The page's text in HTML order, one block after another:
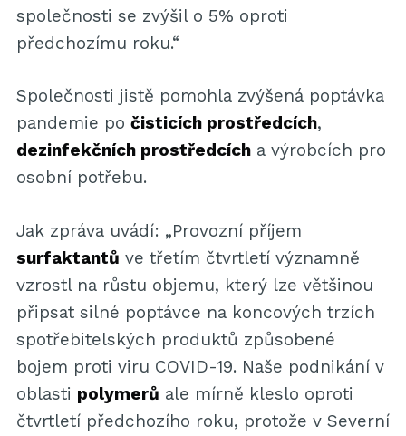
společnosti se zvýšil o 5% oproti
předchozímu roku.“
Společnosti jistě pomohla zvýšená poptávka
pandemie po čisticích prostředcích,
dezinfekčních prostředcícha výrobcích pro
osobní potřebu.
Jak zpráva uvádí: „Provozní příjem
surfaktantů ve třetím čtvrtletí významně
vzrostl na růstu objemu, který lze většinou
připsat silné poptávce na koncových trzích
spotřebitelských produktů způsobené
bojem proti viru COVID-19. Naše podnikání v
oblasti polymerů ale mírně kleslo oproti
čtvrtletí předchozího roku, protože v Severní